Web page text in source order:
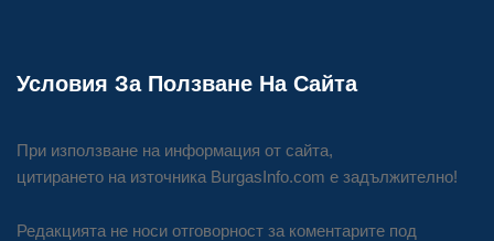
Условия За Ползване На Сайта
При използване на информация от сайта,
цитирането на източника BurgasInfo.com е задължително!
Редакцията не носи отговорност за коментарите под